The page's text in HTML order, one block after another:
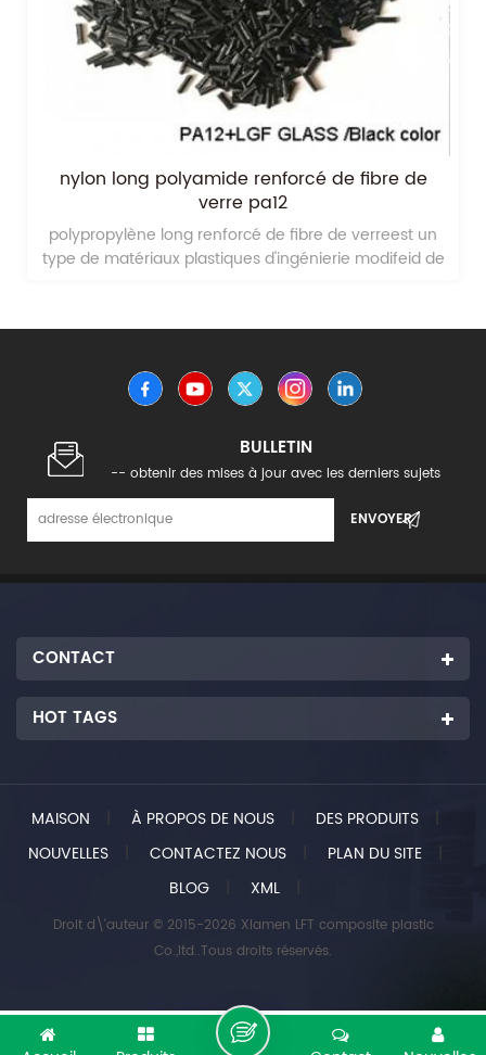
nylon long polyamide renforcé de fibre de
verre pa12
polypropylène long renforcé de fibre de verreest un
type de matériaux plastiques d'ingénierie modifeid de
BULLETIN
-- obtenir des mises à jour avec les derniers sujets
CONTACT
HOT TAGS
MAISON À PROPOS DE NOUS DES PRODUITS
|
NOUVELLES
CONTACTEZ NOUS PLAN DU SITE
BLOG
XML
Droit d\'auteur © 2015-2026 Xiamen LFT composite plastic
Co.,ltd..Tous droits réservés.